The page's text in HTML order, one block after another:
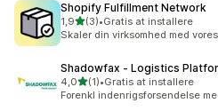
Shopify Fulfillment Network
1,9ud af 5 stjerner
(3)
3 anmeldelser i alt
•Gratis at installere
Skaler din virksomhed med
Shadowfax ‑ Logistics
4,0ud af 5 stjerner
(1)
1 anmeldelser i alt
•Gratis at installere
Forenkl indenrigsforsendelse